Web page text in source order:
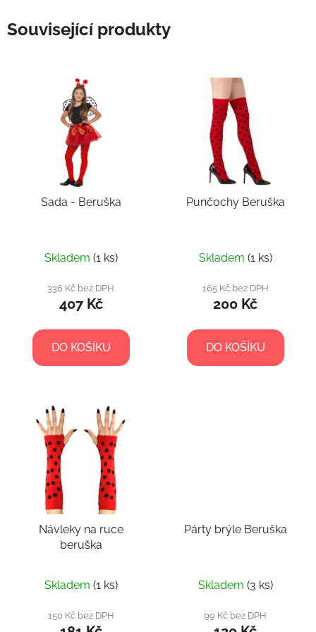
Související produkty
Sada - Beruška
Skladem (1 ks)
336 Kč bez DPH
407 Kč
DO KOŠÍKU
Punčochy Beruška
Skladem (1 ks)
165 Kč bez DPH
200 Kč
DO KOŠÍKU
Návleky na ruce
beruška
Skladem (1 ks)
150 Kč bez DPH
Párty brýle Beruška
Skladem (3 ks)
99 Kč bez DPH